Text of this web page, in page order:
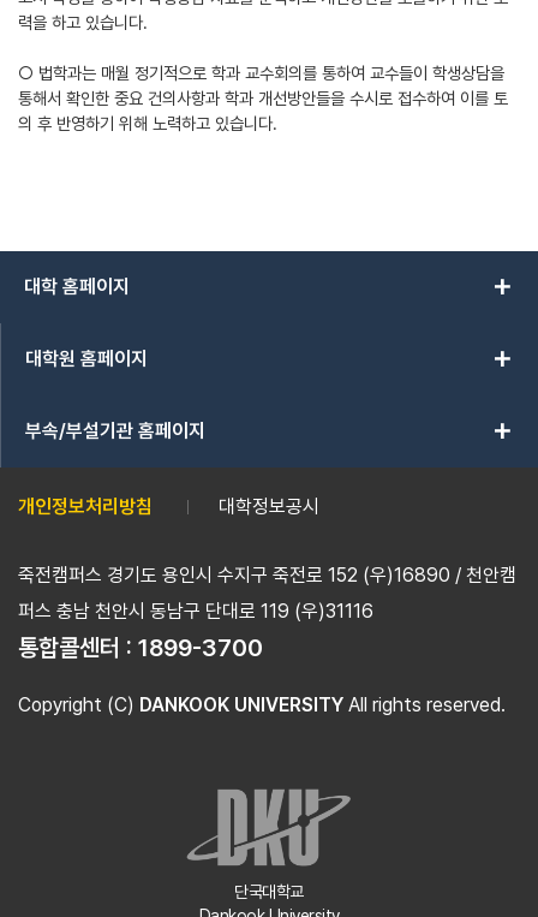
력을 하고 있습니다.
○ 법학과는 매월 정기적으로 학과 교수회의를 통하여 교수들이 학생상담을
통해서 확인한 중요 건의사항과 학과 개선방안들을 수시로 접수하여 이를 토
의 후 반영하기 위해 노력하고 있습니다.
대학 홈페이지 add
대학원 홈페이지 add
부속/부설기관 홈페이지 add
개인정보처리방침 대학정보공시
죽전캠퍼스 경기도 용인시 수지구 죽전로 152 (우)16890 / 천안캠
퍼스 충남 천안시 동남구 단대로 119 (우)31116
통합콜센터 : 1899-3700
Copyright (C) DANKOOK UNIVERSITY All rights reserved.
단국대학교